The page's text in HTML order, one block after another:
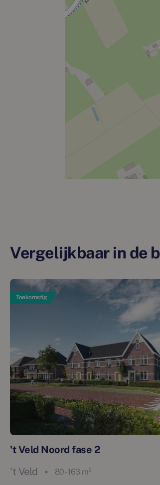
Vergelijkbaar in de
Toekomstig
't Veld Noord fase 2
't Veld
80 - 163 m²